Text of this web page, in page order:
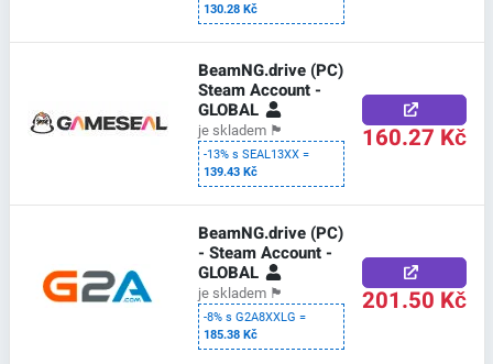
130.28 Kč
BeamNG.drive (PC)
Steam Account -
GLOBAL
je skladem 🏴
-13% s SEAL13XX =
139.43 Kč
160.27 Kč
BeamNG.drive (PC)
- Steam Account -
GLOBAL
je skladem 🏴
-8% s G2A8XXLG =
185.38 Kč
201.50 Kč